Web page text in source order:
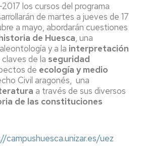
los cursos del programa
de martes a jueves de 17
a mayo, abordarán cuestiones
de Huesca, una
y a la interpretación
claves de la seguridad
de ecología y medio
Civil aragonés, una
a través de sus diversos
de las constituciones
campushuesca.unizar.es/uez